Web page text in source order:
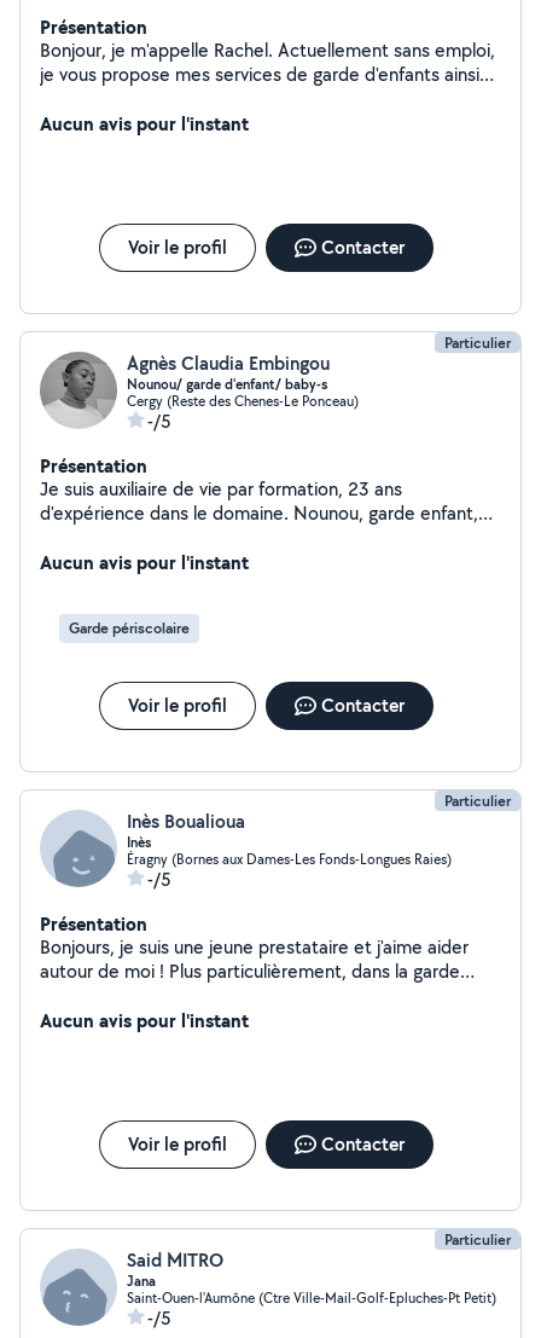
Présentation
Bonjour, je m'appelle Rachel. Actuellement sans emploi,
je vous propose mes services de garde d'enfants ainsi
environs. Sérieuse, dynamique et organisée, j'ai de
courantes. Disponible dès maintenant, je m'adapte à
vos besoins et horaires, que ce soit pour des
interventions ponctuelles ou régulières. N'hésitez pas à
rendez-vous. À bientôt, Rachel
Aucun avis pour l'instant
Voir le profil Contacter
Particulier
Agnès Claudia Embingou
Nounou/ garde d'enfant/ baby-s
Cergy (Reste des Chenes-Le Ponceau)
-/5
Présentation
Je suis auxiliaire de vie par formation, 23 ans
d'expérience dans le domaine. Nounou, garde enfant,
Aucun avis pour l'instant
Garde périscolaire
Voir le profil Contacter
Particulier
Inès Boualioua
Inès
Éragny (Bornes aux Dames-Les Fonds-Longues Raies)
-/5
Présentation
Bonjours, je suis une jeune prestataire et j'aime aider
autour de moi ! Plus particulièrement, dans la garde
Aucun avis pour l'instant
Voir le profil Contacter
Particulier
Said MITRO
Jana
Saint-Ouen-l'Aumône (Ctre Ville-Mail-Golf-Epluches-Pt Petit)
-/5